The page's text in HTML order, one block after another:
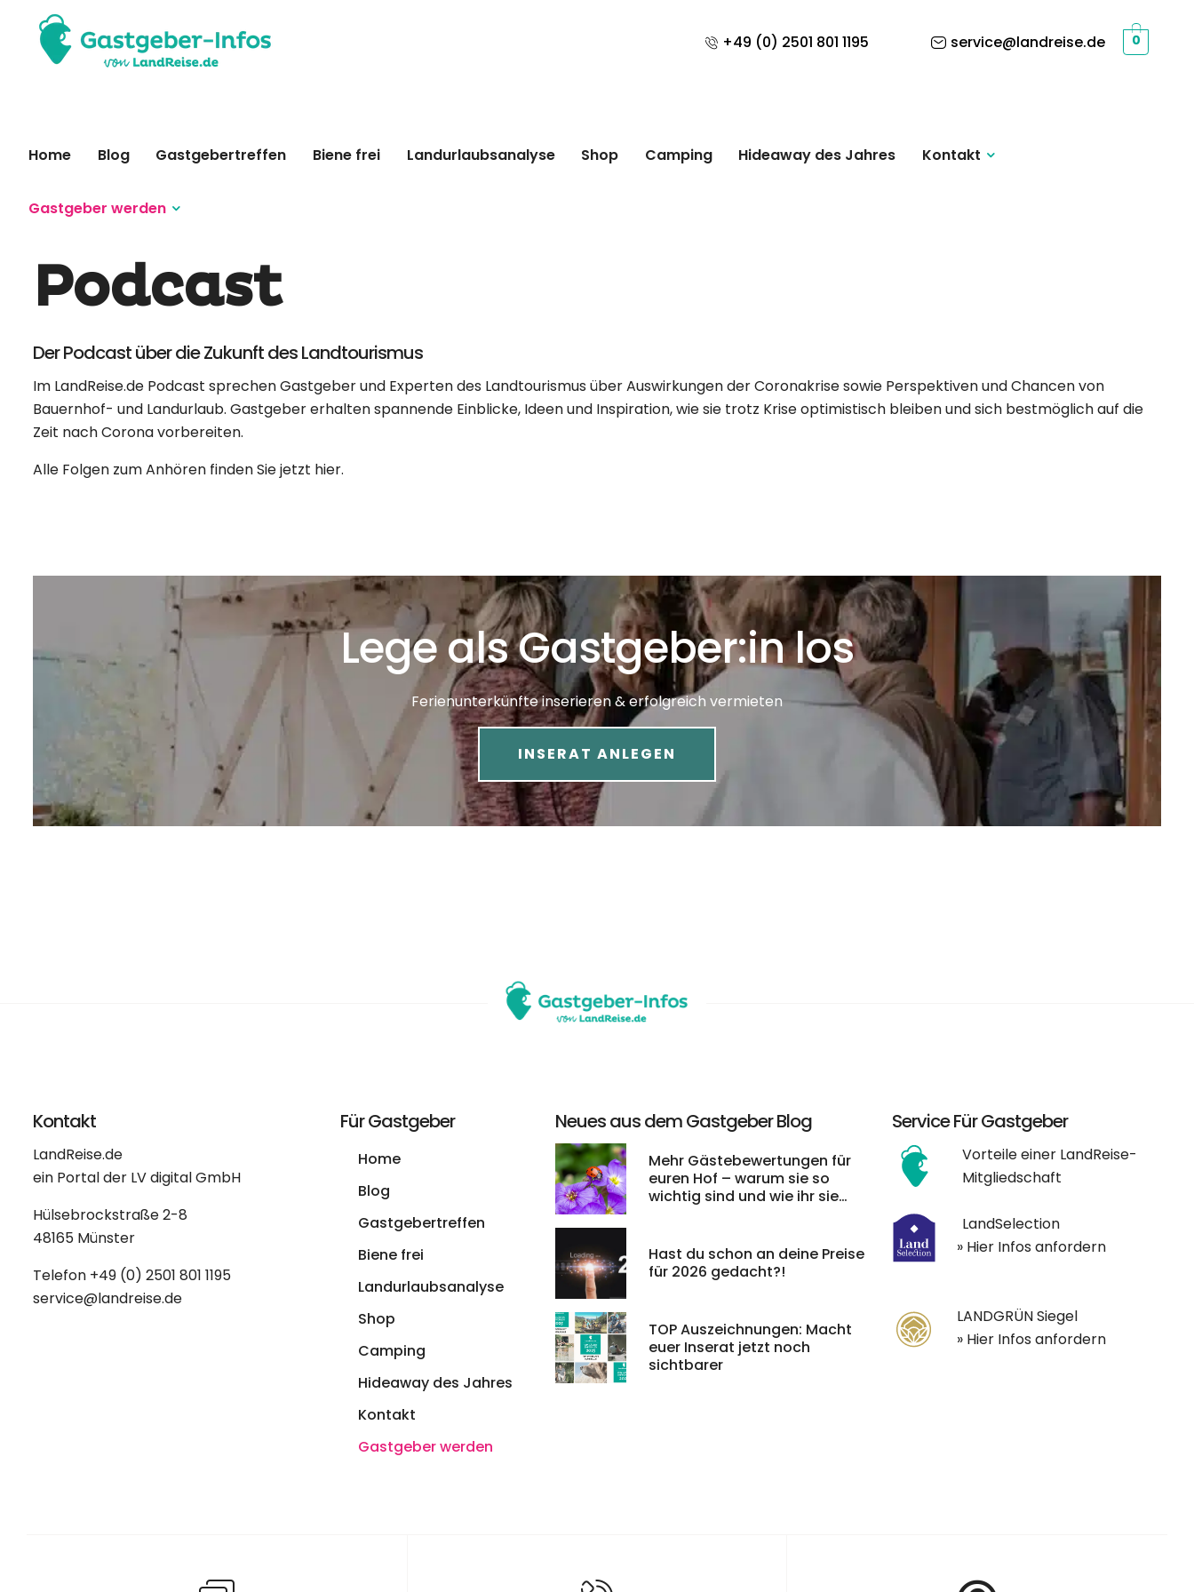
+49 (0) 2501 801 1195 service@landreise.de 0
Home Blog Gastgebertreffen Biene frei Landurlaubsanalyse Shop Camping Hideaway des Jahres Kontakt
Gastgeber werden
Podcast
Der Podcast über die Zukunft des Landtourismus
Im LandReise.de Podcast sprechen Gastgeber und Experten des Landtourismus über Auswirkungen der Coronakrise sowie Perspektiven und Chancen von
Bauernhof- und Landurlaub. Gastgeber erhalten spannende Einblicke, Ideen und Inspiration, wie sie trotz Krise optimistisch bleiben und sich bestmöglich auf die
Zeit nach Corona vorbereiten.
Alle Folgen zum Anhören finden Sie jetzt hier.
Lege als Gastgeber:in los
Ferienunterkünfte inserieren & erfolgreich vermieten
INSERAT ANLEGEN
Kontakt
LandReise.de
ein Portal der LV digital GmbH
Hülsebrockstraße 2-8
48165 Münster
Telefon +49 (0) 2501 801 1195
service@landreise.de
Für Gastgeber
Home
Blog
Gastgebertreffen
Biene frei
Landurlaubsanalyse
Shop
Camping
Hideaway des Jahres
Kontakt
Gastgeber werden
Neues aus dem Gastgeber Blog
Mehr Gästebewertungen für
euren Hof – warum sie so
wichtig sind und wie ihr sie
Hast du schon an deine Preise
für 2026 gedacht?!
TOP Auszeichnungen: Macht
euer Inserat jetzt noch
sichtbarer
Service Für Gastgeber
Vorteile einer LandReise-
Mitgliedschaft
LandSelection
» Hier Infos anfordern
LANDGRÜN Siegel
» Hier Infos anfordern